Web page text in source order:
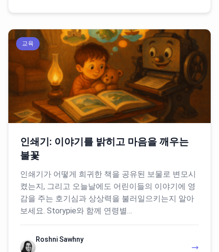
교육
인쇄기: 이야기를 밝히고 마음을 깨우는
불꽃
인쇄기가 어떻게 희귀한 책을 공유된 보물로 변모시
켰는지, 그리고 오늘날에도 어린이들의 이야기에 영
감을 주는 호기심과 상상력을 불러일으키는지 알아
보세요. Storypie와 함께 연령별…
Roshni Sawhny